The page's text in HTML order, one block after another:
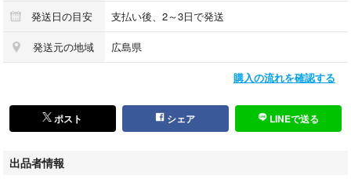
BEAMS ビームス
PELLICO ペリーコ
FABIO RUSCONI ファビオルスコーニ
chiiiibag
発送日の目安 支払い後、2～3日で発送
発送元の地域 広島県
購入の流れを確認する
ポスト シェア LINEで送る
出品者情報